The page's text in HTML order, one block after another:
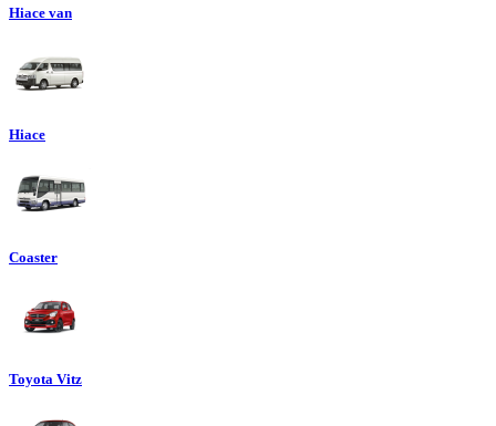
Hiace van
Hiace
Coaster
Toyota Vitz